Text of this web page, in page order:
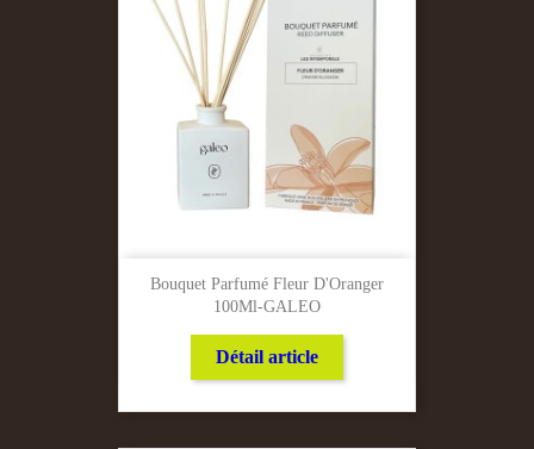
Bouquet Parfumé Fleur D'Oranger
100Ml-GALEO
Détail article